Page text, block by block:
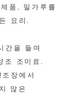
품, 밀가루를
요리.
간을 들여
조 조미료.
장에서
않은